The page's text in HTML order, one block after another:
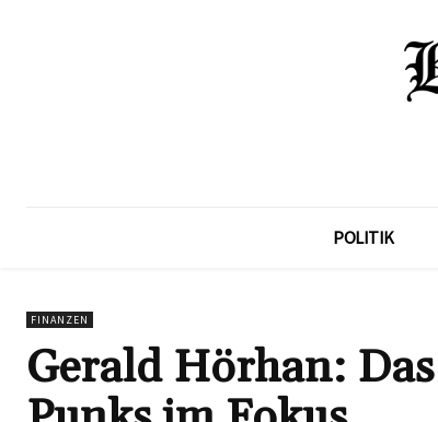
POLITIK
FINANZEN
Gerald Hörhan: